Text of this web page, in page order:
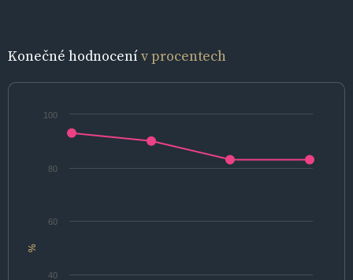
Konečné hodnocenív procentech
%
40
60
80
100